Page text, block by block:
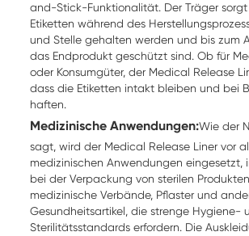
and-Stick-Funktionalität. Der Träger
Etiketten während des
und Stelle gehalten werden und bis zum
das Endprodukt geschützt sind. Ob für
oder Konsumgüter, der Medical Release
dass die Etiketten intakt bleiben und bei
haften.
Medizinische Anwendungen:Wie der
sagt, wird der Medical Release Liner vor
medizinischen Anwendungen eingesetzt,
bei der Verpackung von sterilen
medizinische Verbände, Pflaster und
Gesundheitsartikel, die strenge Hygiene-
Sterilitätsstandards erfordern. Die